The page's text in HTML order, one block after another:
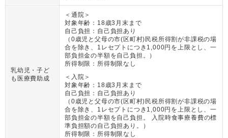
乳幼児・子ど
も医療費助成
＜通院＞
対象年齢： 18歳3月末まで
自己負担： 自己負担あり
（ 0歳児と父母の市(区町村)民税所得割が非課税の場
合を除き、1レセプトにつき1,000円を上限とし、一
部負担金の半額を自己負担。
）
所得制限： 所得制限なし
＜入院＞
対象年齢： 18歳3月末まで
自己負担： 自己負担あり
（ 0歳児と父母の市(区町村)民税所得割が非課税の場
合を除き、1レセプトにつき1,000円を上限とし、一
部負担金の半額を自己負担。 入院時食事療養費の標
準負担額の自己負担あり。
）
所得制限： 所得制限なし